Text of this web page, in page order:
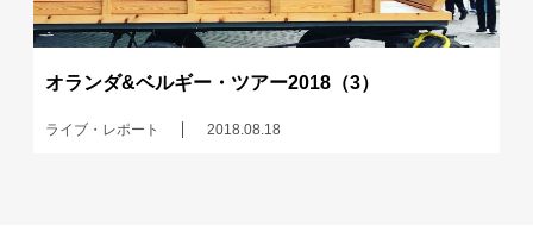
オランダ&ベルギー・ツアー2018（3）
ライブ・レポート 2018.08.18